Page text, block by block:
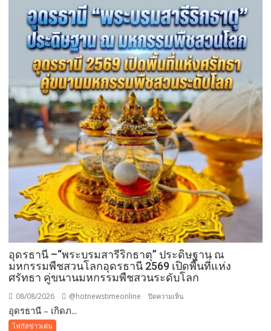
อุดรธานี –“พระบรมสารีริกธาตุ” ประดิษฐาน ณ
มหกรรมพืชสวนโลกอุดรธานี 2569 เปิดพื้นที่แห่ง
ศรัทธา คู่ขนานมหกรรมพืชสวนระดับโลก
08/08/2026 @hotnewstimeonline ปิดความเห็น
อุดรธานี – เกิดภ...
โฟกัสข่าวเด่น